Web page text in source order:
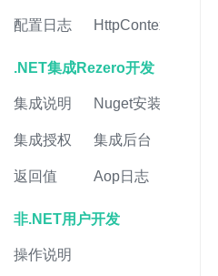
配置日志 HttpContext
.NET集成Rezero开发
集成说明 Nuget安装
集成授权 集成后台
返回值 Aop日志
非.NET用户开发
操作说明